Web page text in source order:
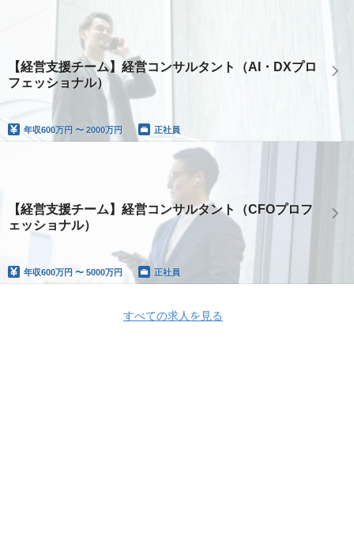
【経営支援チーム】経営コンサルタント（AI・DXプロ
フェッショナル）
年収600万円 〜 2000万円 正社員
【経営支援チーム】経営コンサルタント（CFOプロフ
ェッショナル）
年収600万円 〜 5000万円 正社員
すべての求人を見る